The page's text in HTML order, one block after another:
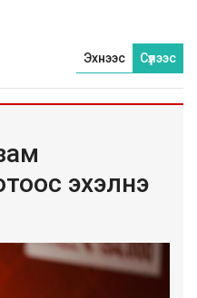
Эхнээс Сүүлээс
эхэлнэ